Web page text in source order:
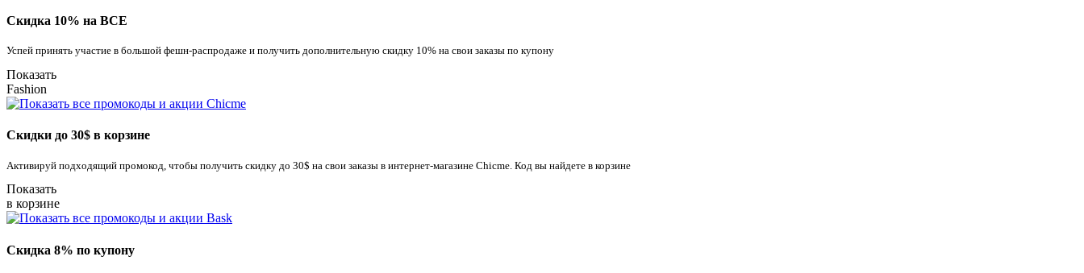
Скидка 10% на ВСЕ
Успей принять участие в большой фешн-распродаже и получить дополнительную скидку 10% на свои заказы по купону
Показать
Fashion
Скидки до 30$ в корзине
Активируй подходящий промокод, чтобы получить скидку до 30$ на свои заказы в интернет-магазине Chicme. Код вы найдете в корзине
Показать
в корзине
Скидка 8% по купону